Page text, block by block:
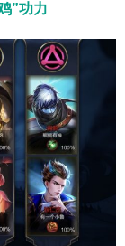
”功力